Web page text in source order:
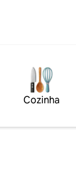
roupas de
totalmente
LAVANDERIA
no Broad
Ripple Village!
Cozinha